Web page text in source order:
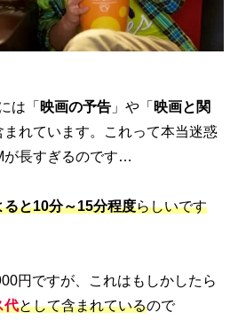
は「 映画の予告 」や「 映画と関
まれています。これって本当迷惑
長すぎるのです…
と10分～15分程度らしいです
円ですが、これはもしかしたら
代として含まれているので